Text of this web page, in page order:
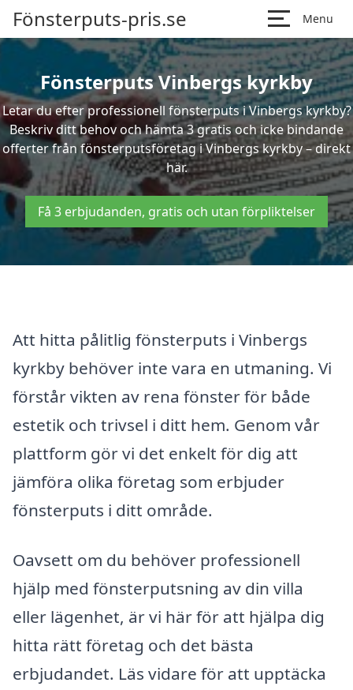
Fönsterputs-pris.se Menu
Fönsterputs Vinbergs kyrkby
Letar du efter professionell fönsterputs i Vinbergs kyrkby?
Beskriv ditt behov och hämta 3 gratis och icke bindande
offerter från fönsterputsföretag i Vinbergs kyrkby – direkt
här.
Få 3 erbjudanden, gratis och utan förpliktelser
Att hitta pålitlig fönsterputs i Vinbergs
kyrkby behöver inte vara en utmaning. Vi
förstår vikten av rena fönster för både
estetik och trivsel i ditt hem. Genom vår
plattform gör vi det enkelt för dig att
jämföra olika företag som erbjuder
fönsterputs i ditt område.
Oavsett om du behöver professionell
hjälp med fönsterputsning av din villa
eller lägenhet, är vi här för att hjälpa dig
hitta rätt företag och det bästa
erbjudandet. Läs vidare för att upptäcka